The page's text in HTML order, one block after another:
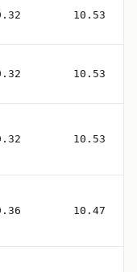
10.53
10.53
10.53
10.47